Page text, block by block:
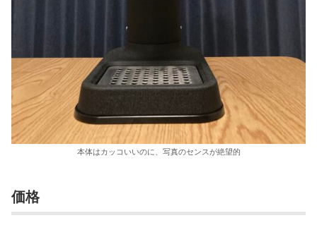
本体はカッコいいのに、写真のセンスが絶望的
価格